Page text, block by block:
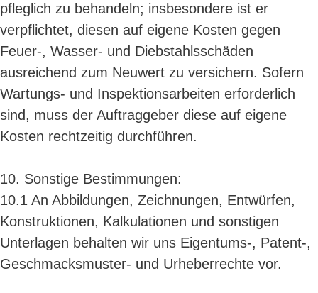
pfleglich zu behandeln; insbesondere ist er
verpflichtet, diesen auf eigene Kosten gegen
Feuer-, Wasser- und Diebstahlsschäden
ausreichend zum Neuwert zu versichern. Sofern
Wartungs- und Inspektionsarbeiten erforderlich
sind, muss der Auftraggeber diese auf eigene
Kosten rechtzeitig durchführen.
10. Sonstige Bestimmungen:
10.1 An Abbildungen, Zeichnungen, Entwürfen,
Konstruktionen, Kalkulationen und sonstigen
Unterlagen behalten wir uns Eigentums-, Patent-,
Geschmacksmuster- und Urheberrechte vor.